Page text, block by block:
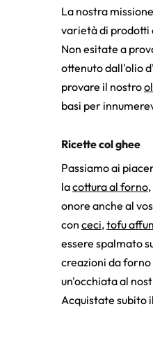
La nostra
varietà di prodotti
Non esitate a
ottenuto dall'olio
provare il nostro
basi per
Ricette col ghee
Passiamo ai
lacottura al forno
onore anche al
con ceci,tofu
essere spalmato
creazioni da forno
un'occhiata al
Acquistate subito